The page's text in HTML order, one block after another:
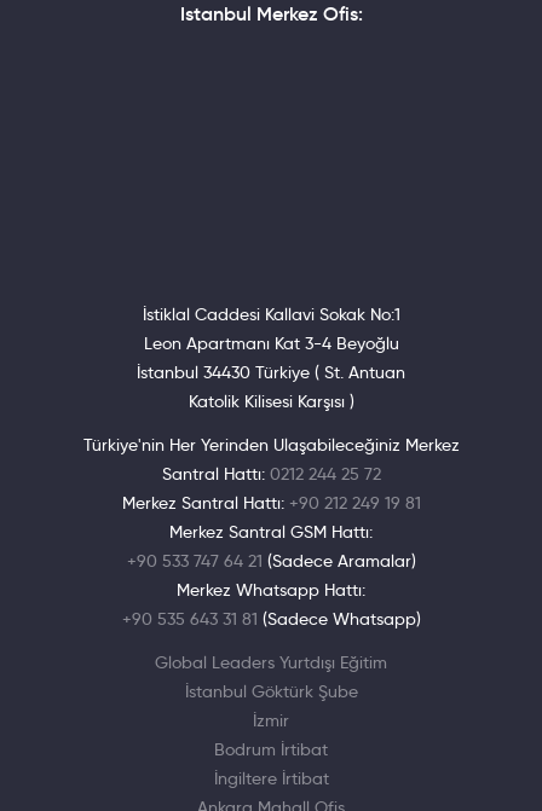
Istanbul Merkez Ofis:
İstiklal Caddesi Kallavi Sokak No:1
Leon Apartmanı Kat 3-4 Beyoğlu
İstanbul 34430 Türkiye ( St. Antuan
Katolik Kilisesi Karşısı )
Türkiye'nin Her Yerinden Ulaşabileceğiniz Merkez
Santral Hattı: 0212 244 25 72
Merkez Santral Hattı: +90 212 249 19 81
Merkez Santral GSM Hattı:
+90 533 747 64 21 (Sadece Aramalar)
Merkez Whatsapp Hattı:
+90 535 643 31 81 (Sadece Whatsapp)
Global Leaders Yurtdışı Eğitim
İstanbul Göktürk Şube
İzmir
Bodrum İrtibat
İngiltere İrtibat